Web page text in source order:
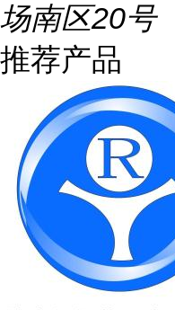
场南区20号
推荐产品